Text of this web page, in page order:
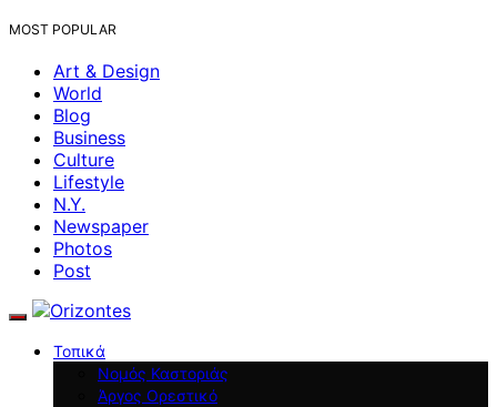
MOST POPULAR
Art & Design
World
Blog
Business
Culture
Lifestyle
N.Y.
Newspaper
Photos
Post
Τοπικά
Νομός Καστοριάς
Άργος Ορεστικό